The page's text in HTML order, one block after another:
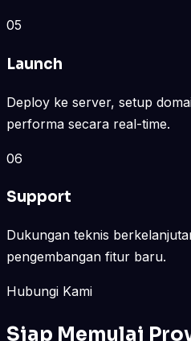
05
Launch
Deploy ke server, setup
performa secara real-time.
06
Support
Dukungan teknis
pengembangan fitur baru.
Hubungi Kami
Siap Memulai